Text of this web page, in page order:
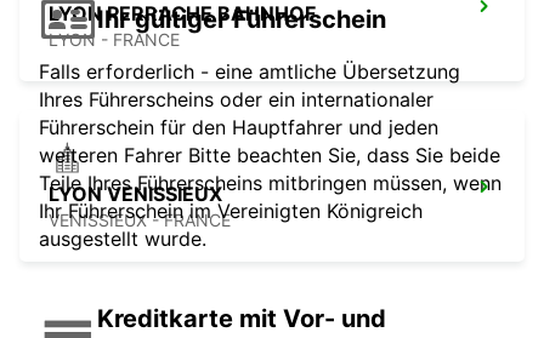
LYON PERRACHE BAHNHOF
LYON - FRANCE
LYON VENISSIEUX
VENISSIEUX - FRANCE
Ihr gültiger Führerschein
Falls erforderlich - eine amtliche Übersetzung
Ihres Führerscheins oder ein internationaler
Führerschein für den Hauptfahrer und jeden
weiteren Fahrer Bitte beachten Sie, dass Sie beide
Teile Ihres Führerscheins mitbringen müssen, wenn
Ihr Führerschein im Vereinigten Königreich
ausgestellt wurde.
Kreditkarte mit Vor- und